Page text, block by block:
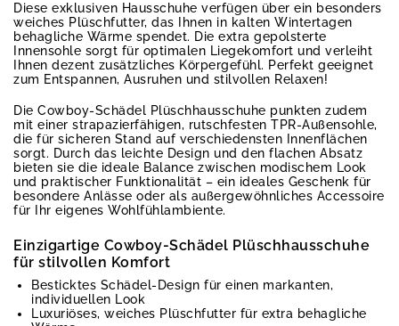
Diese exklusiven Hausschuhe verfügen über ein besonders
weiches Plüschfutter, das Ihnen in kalten Wintertagen
behagliche Wärme spendet. Die extra gepolsterte
Innensohle sorgt für optimalen Liegekomfort und verleiht
Ihnen dezent zusätzliches Körpergefühl. Perfekt geeignet
zum Entspannen, Ausruhen und stilvollen Relaxen!
Die Cowboy-Schädel Plüschhausschuhe punkten zudem
mit einer strapazierfähigen, rutschfesten TPR-Außensohle,
die für sicheren Stand auf verschiedensten Innenflächen
sorgt. Durch das leichte Design und den flachen Absatz
bieten sie die ideale Balance zwischen modischem Look
und praktischer Funktionalität – ein ideales Geschenk für
besondere Anlässe oder als außergewöhnliches Accessoire
für Ihr eigenes Wohlfühlambiente.
Einzigartige Cowboy-Schädel Plüschhausschuhe
für stilvollen Komfort
Besticktes Schädel-Design für einen markanten,
individuellen Look
Luxuriöses, weiches Plüschfutter für extra behagliche